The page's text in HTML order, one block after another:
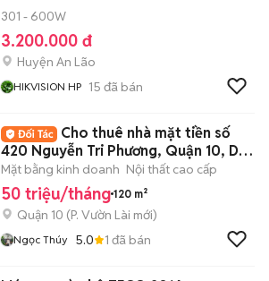
301 - 600W
3.200.000 đ
Huyện An Lão
HIKVISION HP 15 đã bán
Cho thuê nhà mặt tiền số
420 Nguyễn Tri Phương, Quận 10, DT:
6x20m
Mặt bằng kinh doanh Nội thất cao cấp
50 triệu/tháng 120 m²
Quận 10 (P. Vườn Lài mới)
Ngọc Thúy 5.0 1 đã bán